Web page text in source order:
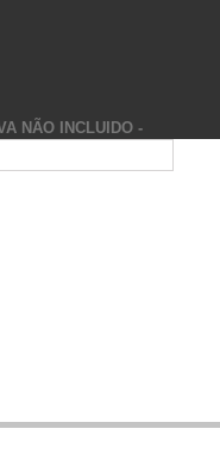
NÃO INCLUIDO -